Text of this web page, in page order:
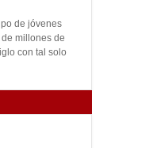
de jóvenes
millones de
con tal solo